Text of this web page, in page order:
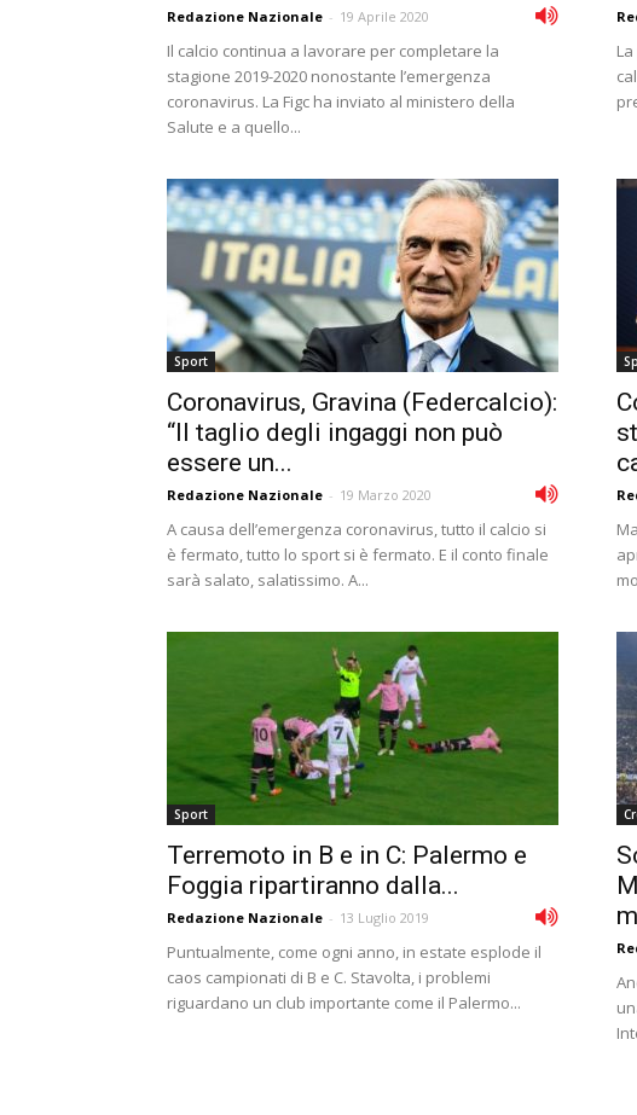
Redazione Nazionale - 19 Aprile 2020
Il calcio continua a lavorare per completare la
stagione 2019-2020 nonostante l’emergenza
coronavirus. La Figc ha inviato al ministero della
Salute e a quello...
Sport
Coronavirus, Gravina (Federcalcio):
“Il taglio degli ingaggi non può
essere un...
Redazione Nazionale - 19 Marzo 2020
A causa dell’emergenza coronavirus, tutto il calcio si
è fermato, tutto lo sport si è fermato. E il conto finale
sarà salato, salatissimo. A...
Sport
Terremoto in B e in C: Palermo e
Foggia ripartiranno dalla...
Redazione Nazionale - 13 Luglio 2019
Puntualmente, come ogni anno, in estate esplode il
caos campionati di B e C. Stavolta, i problemi
riguardano un club importante come il Palermo...